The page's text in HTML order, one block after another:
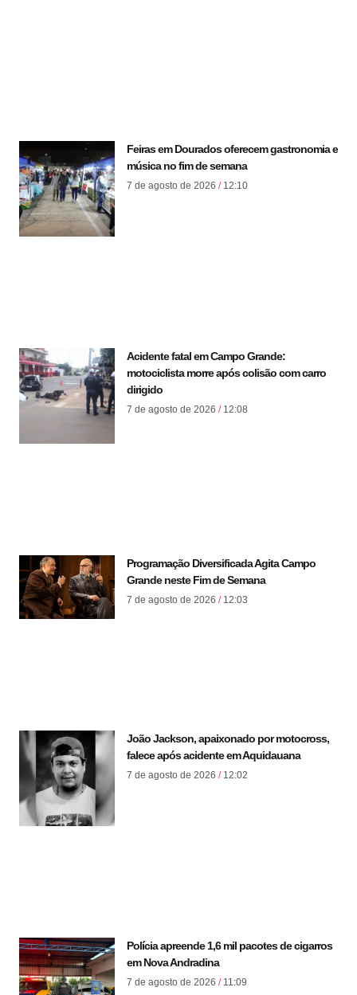
Feiras em Dourados oferecem gastronomia e
música no fim de semana
7 de agosto de 2026 12:10
Acidente fatal em Campo Grande:
motociclista morre após colisão com carro
dirigido
7 de agosto de 2026 12:08
Programação Diversificada Agita Campo
Grande neste Fim de Semana
7 de agosto de 2026 12:03
João Jackson, apaixonado por motocross,
falece após acidente em Aquidauana
7 de agosto de 2026 12:02
Polícia apreende 1,6 mil pacotes de cigarros
em Nova Andradina
7 de agosto de 2026 11:09